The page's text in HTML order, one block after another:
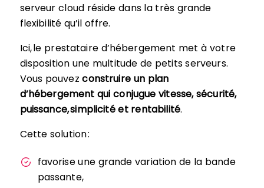
serveur cloud réside dans la très grande
flexibilité qu’il offre.
Ici, le prestataire d’hébergement met à votre
disposition une multitude de petits serveurs.
Vous pouvezconstruire un plan
d’hébergement qui conjugue vitesse, sécurité,
puissance, simplicité et rentabilité.
Cette solution :
favorise une grande variation de la bande
passante,